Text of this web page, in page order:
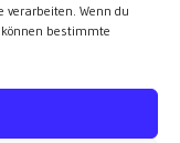
verarbeiten. Wenn du
bestimmte